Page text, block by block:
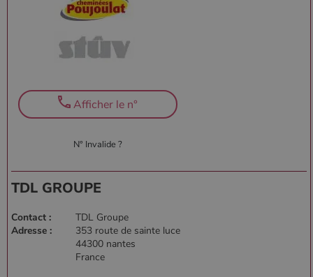
N° Invalide ?
Afficher le n°
TDL GROUPE
Contact :
TDL Groupe
Adresse :
353 route de sainte luce
44300 nantes
France